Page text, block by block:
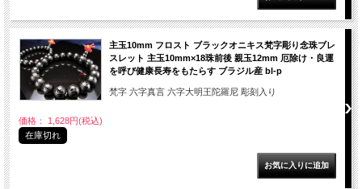
主玉10mm フロスト ブラックオニキス梵字彫り念珠ブレ
スレット 主玉10mm×18珠前後 親玉12mm 厄除け・良運
を呼び健康長寿をもたらす ブラジル産 bl-p
梵字 六字真言 六字大明王陀羅尼 彫刻入り
価格： 1,628円(税込)
在庫切れ